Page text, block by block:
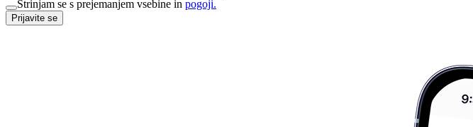
Strinjam se s prejemanjem vsebine in pogoji.
Prijavite se